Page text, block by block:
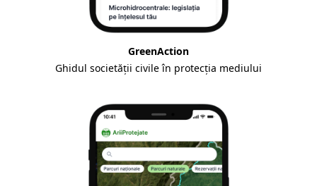
GreenAction
Ghidul societății civile în protecția mediului